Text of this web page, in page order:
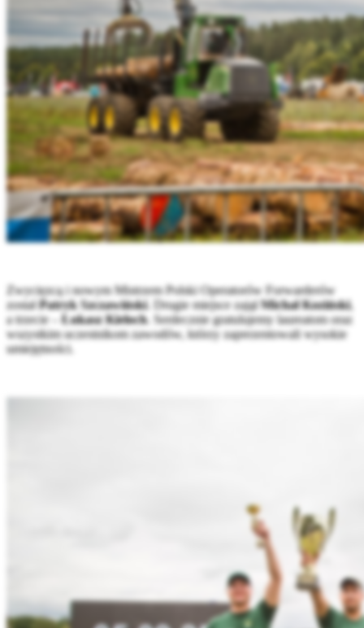
Zwycięzcą i nowym Mistrzem Polski Operatorów Forwarderów
zostałPatryk Szczawiński. Drugie miejsce zająłMichał Koziński,
a trzecie –Łukasz Kieloch. Serdecznie gratulujemy laureatom oraz
wszystkim uczestnikom zawodów, którzy zaprezentowali wysokie
umiejętności.